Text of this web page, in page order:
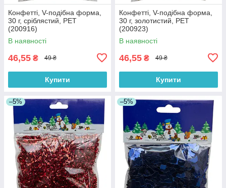
Конфетті, V-подібна форма,
30 г, сріблястий, PET
(200916)
В наявності
46,55 ₴ 49 ₴
Купити
Конфетті, V-подібна форма,
30 г, золотистий, PET
(200923)
В наявності
46,55 ₴ 49 ₴
Купити
–5% –5%